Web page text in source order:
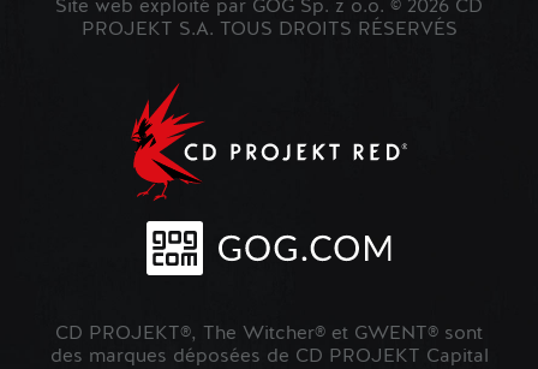
Site web exploité par GOG Sp. z o.o. © 2026 CD
PROJEKT S.A. TOUS DROITS RÉSERVÉS
CD PROJEKT®, The Witcher® et GWENT® sont
des marques déposées de CD PROJEKT Capital